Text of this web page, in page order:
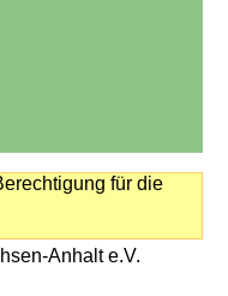
für die
Anhalt e.V.